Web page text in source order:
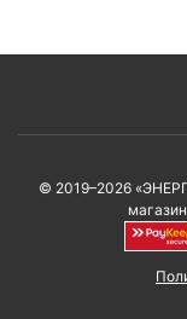
© 2019–2026